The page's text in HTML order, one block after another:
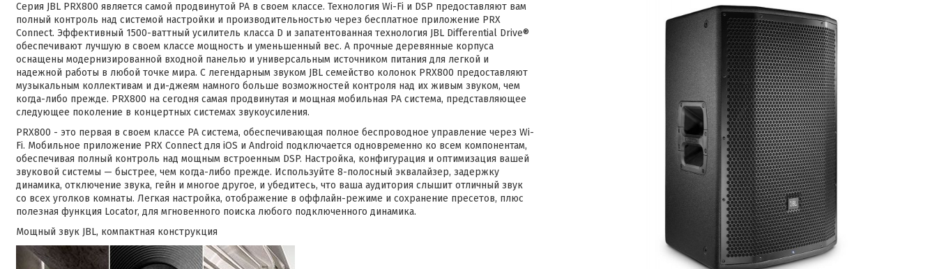
Серия JBL PRX800 является самой продвинутой PA в своем классе. Технология Wi-Fi и DSP предоставляют вам
полный контроль над системой настройки и производительностью через бесплатное приложение PRX
Connect. Эффективный 1500-ваттный усилитель класса D и запатентованная технология JBL Differential Drive®
обеспечивают лучшую в своем классе мощность и уменьшенный вес. А прочные деревянные корпуса
оснащены модернизированной входной панелью и универсальным источником питания для легкой и
надежной работы в любой точке мира. С легендарным звуком JBL семейство колонок PRX800 предоставляют
музыкальным коллективам и ди-джеям намного больше возможностей контроля над их живым звуком, чем
когда-либо прежде. PRX800 на сегодня самая продвинутая и мощная мобильная PA система, представляющее
следующее поколение в концертных системах звукоусиления.
PRX800 - это первая в своем классе PA система, обеспечивающая полное беспроводное управление через Wi-
Fi. Мобильное приложение PRX Connect для iOS и Android подключается одновременно ко всем компонентам,
обеспечивая полный контроль над мощным встроенным DSP. Настройка, конфигурация и оптимизация вашей
звуковой системы — быстрее, чем когда-либо прежде. Используйте 8-полосный эквалайзер, задержку
динамика, отключение звука, гейн и многое другое, и убедитесь, что ваша аудитория слышит отличный звук
со всех уголков комнаты. Легкая настройка, отображение в оффлайн-режиме и сохранение пресетов, плюс
полезная функция Locator, для мгновенного поиска любого подключенного динамика.
Мощный звук JBL, компактная конструкция